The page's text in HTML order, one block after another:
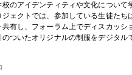
のアイデンティティや文化につい
ェクトでは、参加している生徒た
有し、フォーラム上でディスカッ
ついたオリジナルの制服をデジタ